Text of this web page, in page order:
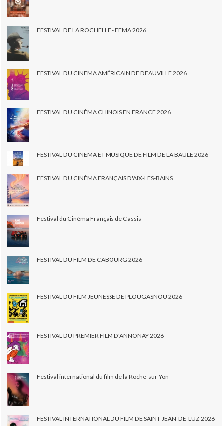
FESTIVAL DE LA ROCHELLE - FEMA 2026
FESTIVAL DU CINEMA AMÉRICAIN DE DEAUVILLE 2026
FESTIVAL DU CINÉMA CHINOIS EN FRANCE 2026
FESTIVAL DU CINEMA ET MUSIQUE DE FILM DE LA BAULE 2026
FESTIVAL DU CINÉMA FRANÇAIS D'AIX-LES-BAINS
Festival du Cinéma Français de Cassis
FESTIVAL DU FILM DE CABOURG 2026
FESTIVAL DU FILM JEUNESSE DE PLOUGASNOU 2026
FESTIVAL DU PREMIER FILM D'ANNONAY 2026
Festival international du film de la Roche-sur-Yon
FESTIVAL INTERNATIONAL DU FILM DE SAINT-JEAN-DE-LUZ 2026